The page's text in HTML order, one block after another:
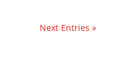
Next Entries »